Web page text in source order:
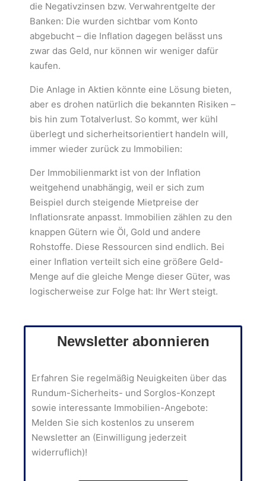
die Negativzinsen bzw. Verwahrentgelte der
Banken: Die wurden sichtbar vom Konto
abgebucht – die Inflation dagegen belässt uns
zwar das Geld, nur können wir weniger dafür
kaufen.
Die Anlage in Aktien könnte eine Lösung bieten,
aber es drohen natürlich die bekannten Risiken –
bis hin zum Totalverlust. So kommt, wer kühl
überlegt und sicherheitsorientiert handeln will,
immer wieder zurück zu Immobilien:
Der Immobilienmarkt ist von der Inflation
weitgehend unabhängig, weil er sich zum
Beispiel durch steigende Mietpreise der
Inflationsrate anpasst. Immobilien zählen zu den
knappen Gütern wie Öl, Gold und andere
Rohstoffe. Diese Ressourcen sind endlich. Bei
einer Inflation verteilt sich eine größere Geld-
Menge auf die gleiche Menge dieser Güter, was
logischerweise zur Folge hat: Ihr Wert steigt.
Newsletter abonnieren
Erfahren Sie regelmäßig Neuigkeiten über das
Rundum-Sicherheits- und Sorglos-Konzept
sowie interessante Immobilien-Angebote:
Melden Sie sich kostenlos zu unserem
Newsletter an (Einwilligung jederzeit
widerruflich)!